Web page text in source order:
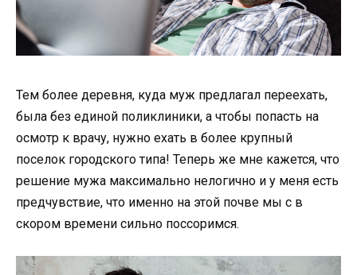
Тем более деревня, куда муж предлагал переехать,
была без единой поликлиники, а чтобы попасть на
осмотр к врачу, нужно ехать в более крупный
поселок городского типа! Теперь же мне кажется, что
решение мужа максимально нелогично и у меня есть
предчувствие, что именно на этой почве мы с в
скором времени сильно поссоримся.